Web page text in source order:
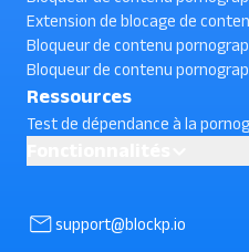
Extension de blocage de
Bloqueur de contenu
Bloqueur de contenu
Ressources
Test de dépendance à la
Comment bloquer les vidéos
support@blockp.io